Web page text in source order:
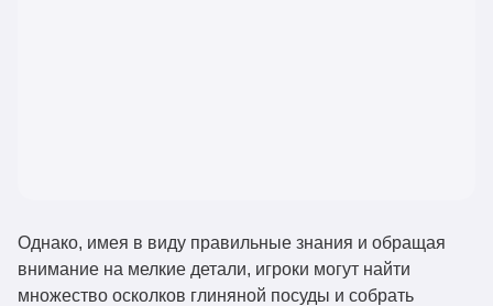
Однако, имея в виду правильные знания и обращая
внимание на мелкие детали, игроки могут найти
множество осколков глиняной посуды и собрать